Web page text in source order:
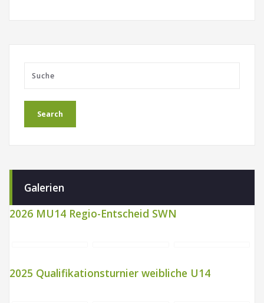
Galerien
2026 MU14 Regio-Entscheid SWN
2025 Qualifikationsturnier weibliche U14